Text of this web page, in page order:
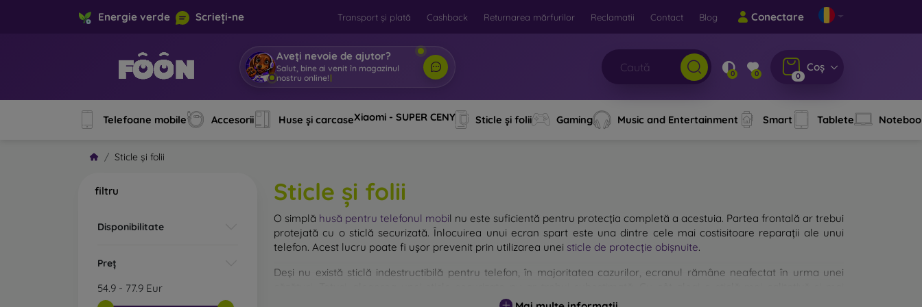
Energie verde Scrieți-ne Transport și plată Cashback Returnarea mărfurilor Reclamatii Contact Blog Conectare
Aveți nevoie de ajutor?
Salut, bine ai venit în magazinul
nostru online! | 0 0 0
Coș
Telefoane mobile Accesorii Huse și carcaseXiaomi - SUPER CENY Sticle și folii Gaming Music and Entertainment Smart Tablete
Sticle și folii
filtru
Disponibilitate
Preț
54.9 - 77.9 Eur
Sticle și folii
O simplă husă pentru telefonul mobil nu este suficientă pentru protecția completă a acestuia. Partea frontală ar trebui
protejată cu o sticlă securizată. Înlocuirea unui ecran spart este una dintre cele mai costisitoare reparații ale unui
telefon. Acest lucru poate fi ușor prevenit prin utilizarea unei sticle de protecție obișnuite.
Deși nu există sticlă indestructibilă pentru telefon, în majoritatea cazurilor, ecranul rămâne neafectat în urma unei
rezistentă, cu atât protecția oferită este mai mare. Pe piață există mai multe tipuri de sticlă securizată pentru